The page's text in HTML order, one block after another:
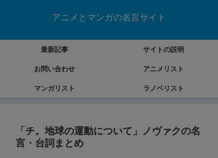
アニメとマンガの名言サイト
最新記事 サイトの説明
お問い合わせ アニメリスト
マンガリスト ラノベリスト
「チ。地球の運動について」ノヴァクの名
言・台詞まとめ